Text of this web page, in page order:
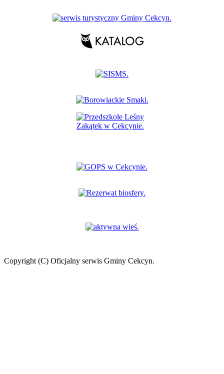
Copyright (C) Oficjalny serwis Gminy Cekcyn.